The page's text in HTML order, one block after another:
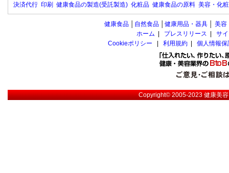
決済代行 印刷 健康食品の製造(受託製造) 化粧品 健康食品の原料 美容・化
健康食品 自然食品 健康用品・器具 美容
ホーム
プレスリリース
サ
Cookieポリシー
利用規約 個人情報
Copyright© 2005-2023健康美